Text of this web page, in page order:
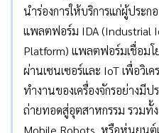
นำร่องการให้บริการแก่ผู้ประก
แพลตฟอร์ม IDA (Industrial
Platform) แพลตฟอร์มเชื่อมโ
ผ่านเซนเซอร์และ IoT เพื่อวิเ
ทำงานของเครื่องจักรอย่างมี
ถ่ายทอดสู่อุตสาหกรรม รวมทั้
Mobile Robots หรือหุ่นยนต์